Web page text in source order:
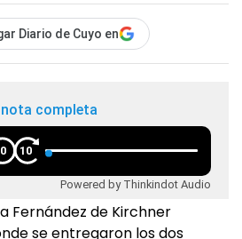
Diario de Cuyo en
nota completa
10
Powered by Thinkindot Audio
Fernández de Kirchner
se entregaron los dos